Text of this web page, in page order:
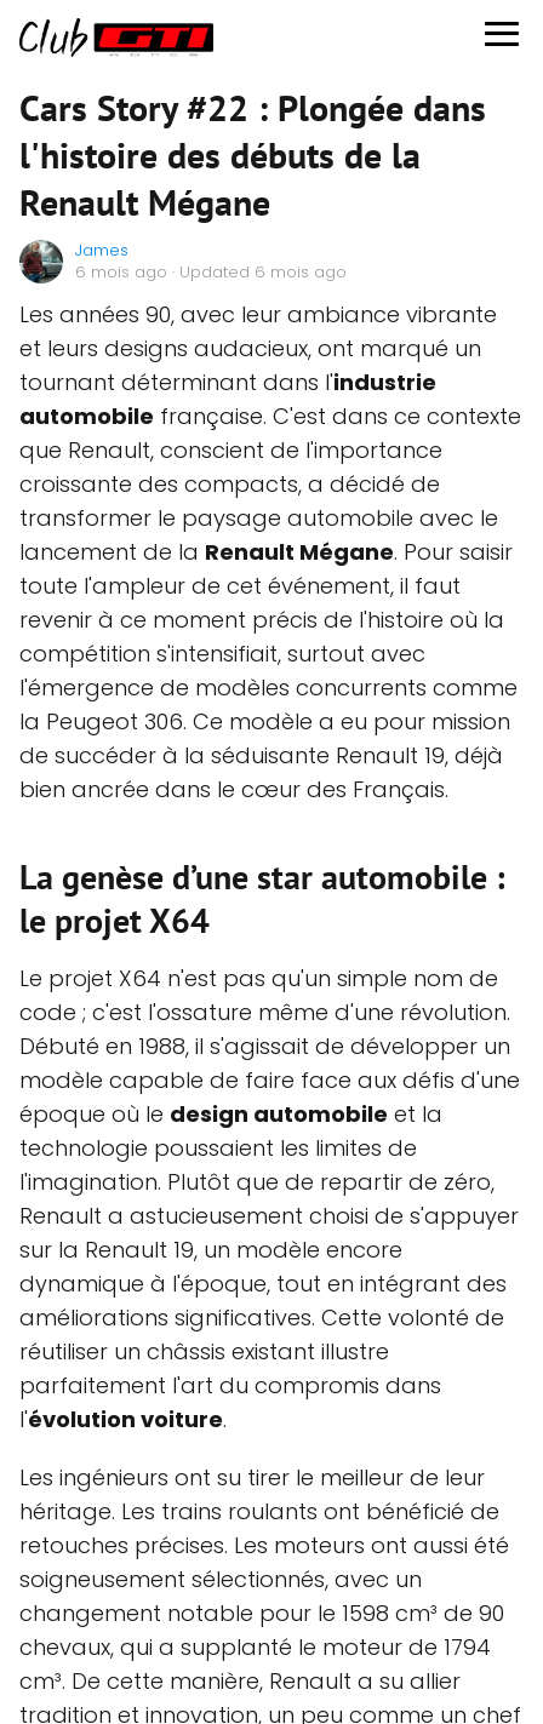
Cars Story #22 : Plongée dans
l'histoire des débuts de la
Renault Mégane
James
6 mois ago · Updated 6 mois ago
Les années 90, avec leur ambiance vibrante
et leurs designs audacieux, ont marqué un
tournant déterminant dans l'industrie
automobile française. C'est dans ce contexte
que Renault, conscient de l'importance
croissante des compacts, a décidé de
transformer le paysage automobile avec le
lancement de la Renault Mégane. Pour saisir
toute l'ampleur de cet événement, il faut
revenir à ce moment précis de l'histoire où la
compétition s'intensifiait, surtout avec
l'émergence de modèles concurrents comme
la Peugeot 306. Ce modèle a eu pour mission
de succéder à la séduisante Renault 19, déjà
bien ancrée dans le cœur des Français.
La genèse d’une star automobile :
le projet X64
Le projet X64 n'est pas qu'un simple nom de
code ; c'est l'ossature même d'une révolution.
Débuté en 1988, il s'agissait de développer un
modèle capable de faire face aux défis d'une
époque où le design automobile et la
technologie poussaient les limites de
l'imagination. Plutôt que de repartir de zéro,
Renault a astucieusement choisi de s'appuyer
sur la Renault 19, un modèle encore
dynamique à l'époque, tout en intégrant des
améliorations significatives. Cette volonté de
réutiliser un châssis existant illustre
parfaitement l'art du compromis dans
l'évolution voiture.
Les ingénieurs ont su tirer le meilleur de leur
héritage. Les trains roulants ont bénéficié de
retouches précises. Les moteurs ont aussi été
soigneusement sélectionnés, avec un
changement notable pour le 1598 cm³ de 90
chevaux, qui a supplanté le moteur de 1794
cm³. De cette manière, Renault a su allier
tradition et innovation, un peu comme un chef